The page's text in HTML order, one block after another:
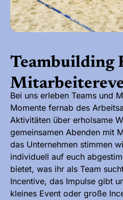
Teambuilding
Bei uns erleben Teams und
Momente fernab des
Aktivitäten über erholsame
gemeinsamen Abenden mit
das Unternehmen stimmen
individuell auf euch
bietet, was ihr als Team
Incentive, das Impulse gibt
kleines Event oder große